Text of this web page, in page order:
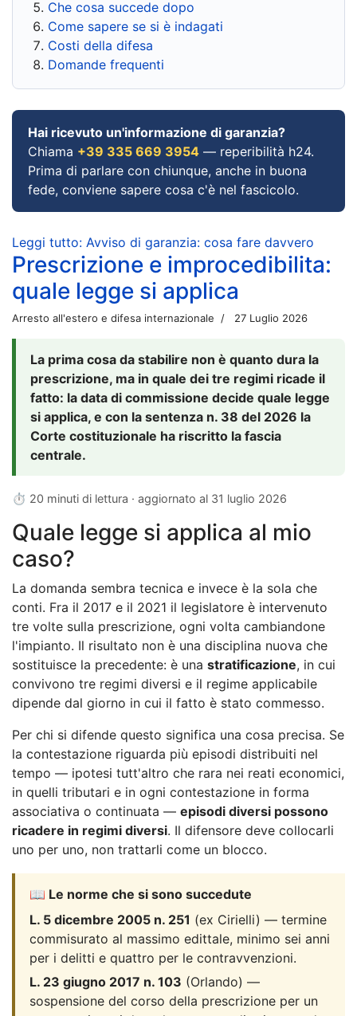
Che cosa succede dopo
Come sapere se si è indagati
Costi della difesa
Domande frequenti
Hai ricevuto un'informazione di garanzia?
Chiama +39 335 669 3954 — reperibilità h24.
Prima di parlare con chiunque, anche in buona
fede, conviene sapere cosa c'è nel fascicolo.
Leggi tutto: Avviso di garanzia: cosa fare davvero
Prescrizione e improcedibilita:
quale legge si applica
Arresto all'estero e difesa internazionale 27 Luglio 2026
La prima cosa da stabilire non è quanto dura la
prescrizione, ma in quale dei tre regimi ricade il
fatto: la data di commissione decide quale legge
si applica, e con la sentenza n. 38 del 2026 la
Corte costituzionale ha riscritto la fascia
centrale.
⏱ 20 minuti di lettura · aggiornato al 31 luglio 2026
Quale legge si applica al mio
caso?
La domanda sembra tecnica e invece è la sola che
conti. Fra il 2017 e il 2021 il legislatore è intervenuto
tre volte sulla prescrizione, ogni volta cambiandone
l'impianto. Il risultato non è una disciplina nuova che
sostituisce la precedente: è una stratificazione, in cui
convivono tre regimi diversi e il regime applicabile
dipende dal giorno in cui il fatto è stato commesso.
Per chi si difende questo significa una cosa precisa. Se
la contestazione riguarda più episodi distribuiti nel
tempo — ipotesi tutt'altro che rara nei reati economici,
in quelli tributari e in ogni contestazione in forma
associativa o continuata — episodi diversi possono
ricadere in regimi diversi. Il difensore deve collocarli
uno per uno, non trattarli come un blocco.
📖 Le norme che si sono succedute
L. 5 dicembre 2005 n. 251 (ex Cirielli) — termine
commisurato al massimo edittale, minimo sei anni
per i delitti e quattro per le contravvenzioni.
L. 23 giugno 2017 n. 103 (Orlando) —
sospensione del corso della prescrizione per un